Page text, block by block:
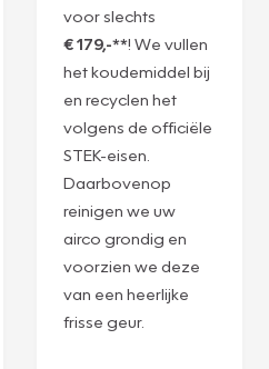
voor slechts
€ 179,-**! We vullen
het koudemiddel bij
en recyclen het
volgens de officiële
STEK-eisen.
Daarbovenop
reinigen we uw
airco grondig en
voorzien we deze
van een heerlijke
frisse geur.